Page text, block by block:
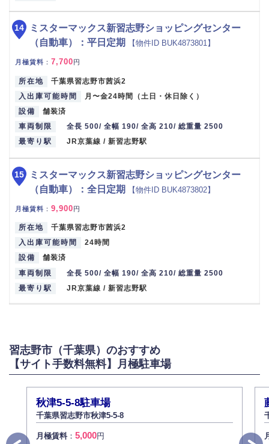
ミスターマックス新習志野ショッピングセンター
（自動車）：平日定期
【物件ID BUK4873801】
月極賃料 ： 7,700 円
所在地
千葉県習志野市茜浜2
入出庫可能時間
月〜金24時間（土日・休日除く）
設備
舗装済
車両制限
全長 500/ 全幅 190/ 全高 210/ 総重量 2500
最寄り駅
JR京葉線 / 新習志野駅
14
ミスターマックス新習志野ショッピングセンター
（自動車）：全日定期
【物件ID BUK4873802】
月極賃料 ： 9,900円
所在地
千葉県習志野市茜浜2
入出庫可能時間
24時間
設備
舗装済
車両制限
全長 500/ 全幅 190/ 全高 210/ 総重量 2500
最寄り駅
JR京葉線 / 新習志野駅
15
習志野市（千葉県）のおすすめ
【サイト手数料無料】月極駐車場
秋津5-5-8駐車場
千葉県習志野市秋津5-5-8
月極賃料： 5,000円